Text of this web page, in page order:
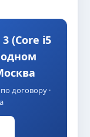
(Core i5
одном
договору ·